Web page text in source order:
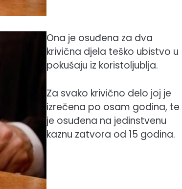
Ona je osuđena za dva
krivična djela teško ubistvo u
pokušaju iz koristoljublja.
Za svako krivično delo joj je
izrečena po osam godina, te
je osuđena na jedinstvenu
kaznu zatvora od 15 godina.